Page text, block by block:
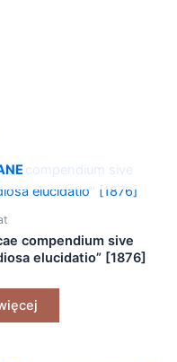
compendium sive
elucidatio” [1876]